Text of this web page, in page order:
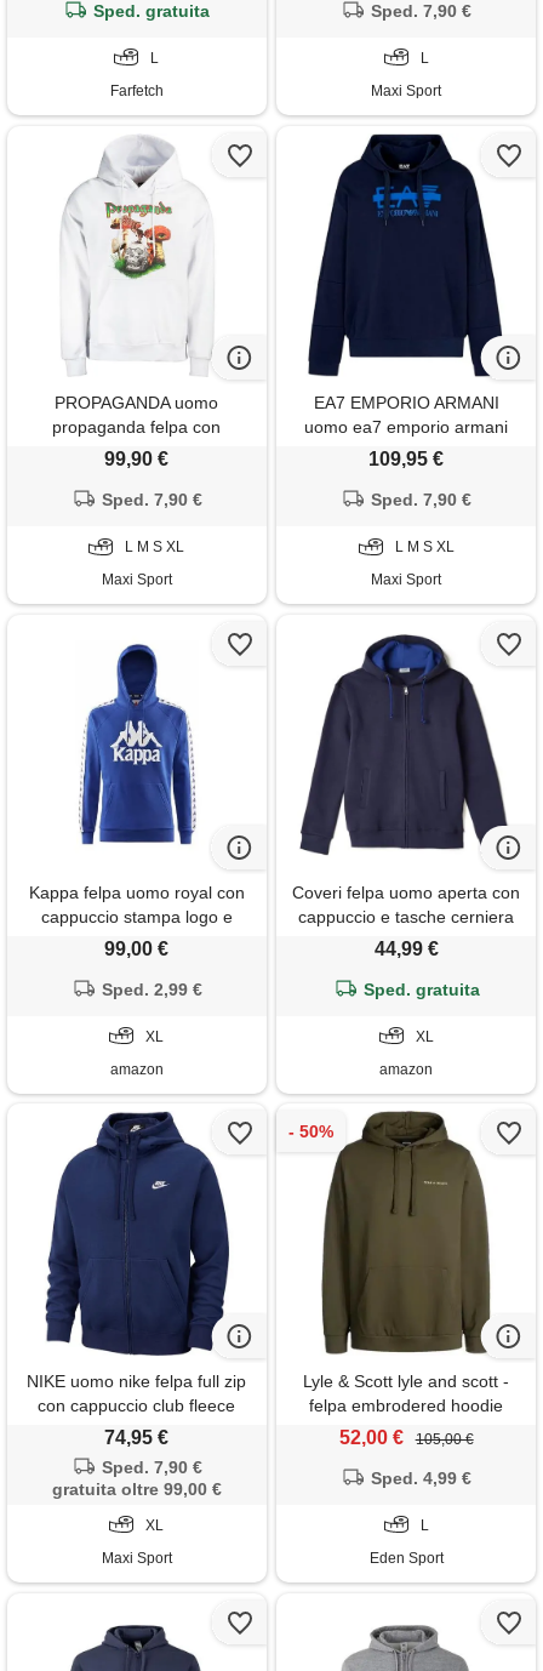
Sped. gratuita
L
Farfetch
Sped. 7,90 €
L
Maxi Sport
PROPAGANDA uomo
propaganda felpa con
cappuccio amanita
99,90 €
Sped. 7,90 €
L M S XL
Maxi Sport
EA7 EMPORIO ARMANI
uomo ea7 emporio armani
felpa con cappuccio logo
109,95 €
Sped. 7,90 €
L M S XL
Maxi Sport
Kappa felpa uomo royal con
cappuccio stampa logo e
bande laterali 303wh20a04 xl
99,00 €
Sped. 2,99 €
XL
amazon
Coveri felpa uomo aperta con
cappuccio e tasche cerniera
zip invernale felpata pesante
44,99 €
Sped. gratuita
XL
amazon
NIKE uomo nike felpa full zip
con cappuccio club fleece
74,95 €
Sped. 7,90 €
gratuita oltre 99,00 €
XL
Maxi Sport
Lyle & Scott lyle and scott -
felpa embrodered hoodie
52,00 € 105,00 €
Sped. 4,99 €
L
Eden Sport